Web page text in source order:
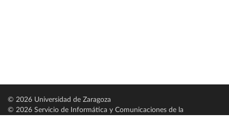
© 2026 Universidad de Zaragoza
© 2026 Servicio de Informática y Comunicaciones de la